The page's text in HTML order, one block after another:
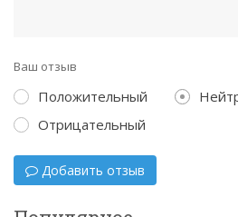
Ваш отзыв
Положительный
Отрицательный
Добавить отзыв